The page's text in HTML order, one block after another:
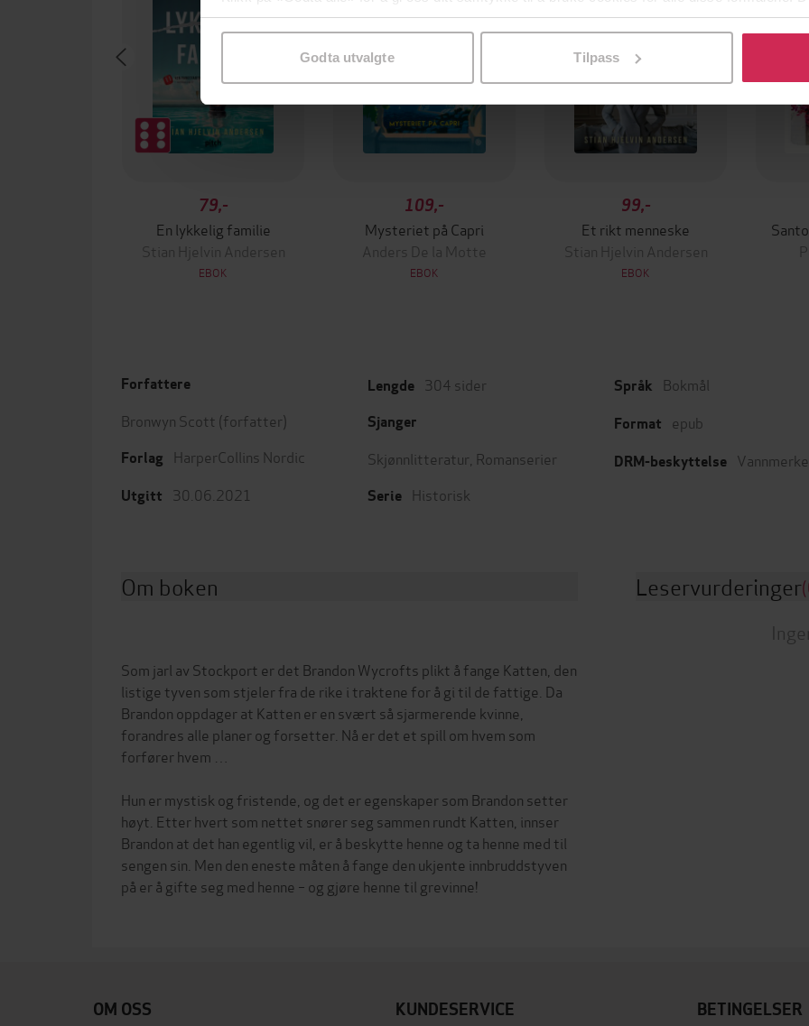
samtykke til spesifikke formål ved å klikke på «Tilpass». Du kan når som helst trekke
Godta utvalgte Tilpass
79,-
En lykkelig familie
Stian Hjelvin Andersen
EBOK
109,-
Mysteriet på Capri
Anders De la Motte
EBOK
99,-
Et rikt menneske
Stian Hjelvin Andersen
EBOK
Forfattere
Bronwyn Scott (forfatter)
Forlag HarperCollins Nordic
Utgitt 30.06.2021
Lengde 304 sider
Sjanger
Skjønnlitteratur Romanserier
Serie Historisk
Språk Bokmål
Format epub
DRM-beskyttelse
Om boken
Som jarl av Stockport er det Brandon Wycrofts plikt å fange Katten, den
listige tyven som stjeler fra de rike i traktene for å gi til de fattige. Da
Brandon oppdager at Katten er en svært så sjarmerende kvinne,
forandres alle planer og forsetter. Nå er det et spill om hvem som
forfører hvem …
Hun er mystisk og fristende, og det er egenskaper som Brandon setter
høyt. Etter hvert som nettet snører seg sammen rundt Katten, innser
Brandon at det han egentlig vil, er å beskytte henne og ta henne med til
sengen sin. Men den eneste måten å fange den ukjente innbruddstyven
på er å gifte seg med henne – og gjøre henne til grevinne!
Leservurderinger
OM OSS KUNDESERVICE BETINGELSER